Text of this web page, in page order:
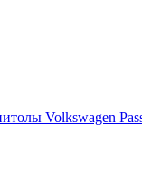
Volkswagen